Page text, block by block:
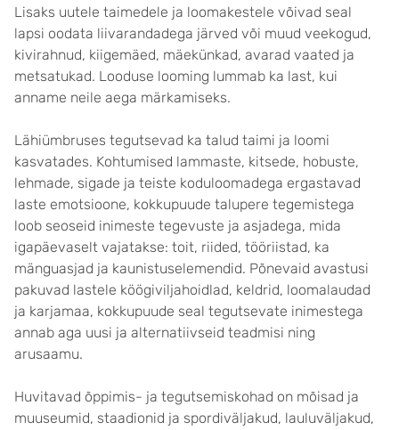
Lisaks uutele taimedele ja loomakestele võivad seal
lapsi oodata liivarandadega järved või muud veekogud,
kivirahnud, kiigemäed, mäekünkad, avarad vaated ja
metsatukad. Looduse looming lummab ka last, kui
anname neile aega märkamiseks.
Lähiümbruses tegutsevad ka talud taimi ja loomi
kasvatades. Kohtumised lammaste, kitsede, hobuste,
lehmade, sigade ja teiste koduloomadega ergastavad
laste emotsioone, kokkupuude talupere tegemistega
loob seoseid inimeste tegevuste ja asjadega, mida
igapäevaselt vajatakse: toit, riided, tööriistad, ka
mänguasjad ja kaunistuselemendid. Põnevaid avastusi
pakuvad lastele köögiviljahoidlad, keldrid, loomalaudad
ja karjamaa, kokkupuude seal tegutsevate inimestega
annab aga uusi ja alternatiivseid teadmisi ning
arusaamu.
Huvitavad õppimis- ja tegutsemiskohad on mõisad ja
muuseumid, staadionid ja spordiväljakud, lauluväljakud,